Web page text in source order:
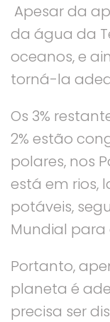
Apesar da
da água da
oceanos, e
torná-la
Os 3%
2% estão
polares, nos
está em rios,
potáveis,
Mundial para
Portanto,
planeta é
precisa ser